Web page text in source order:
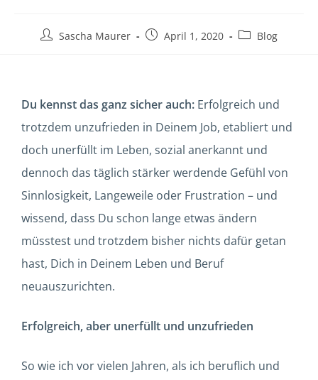
Sascha Maurer April 1, 2020 Blog
Du kennst das ganz sicher auch: Erfolgreich und
trotzdem unzufrieden in Deinem Job, etabliert und
doch unerfüllt im Leben, sozial anerkannt und
dennoch das täglich stärker werdende Gefühl von
Sinnlosigkeit, Langeweile oder Frustration – und
wissend, dass Du schon lange etwas ändern
müsstest und trotzdem bisher nichts dafür getan
hast, Dich in Deinem Leben und Beruf
neuauszurichten.
Erfolgreich, aber unerfüllt und unzufrieden
So wie ich vor vielen Jahren, als ich beruflich und